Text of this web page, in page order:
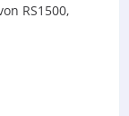
RS1500,